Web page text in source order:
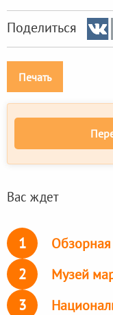
Поделиться
Печать
Вас ждет
1 Обзорная
2 Музей
3